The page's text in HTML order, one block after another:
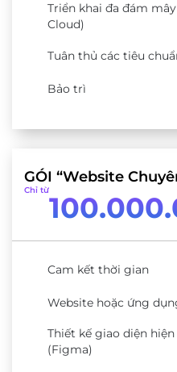
Triển khai đa đám
Cloud)
Tuân thủ các tiêu
Bảo trì
GÓI “Website
Chỉ từ
Cam kết thời gian
Website hoặc ứng
Thiết kế giao diện
(Figma)